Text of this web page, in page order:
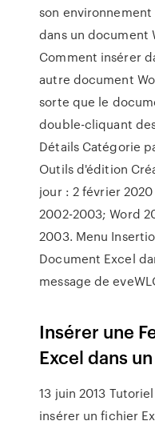
son
dans un document
Comment insérer
autre document
sorte que le
double-cliquant
Détails Catégorie
Outils d'édition
jour : 2 février
2002-2003; Word
2003. Menu
Document Excel
message de
Insérer une
Excel dans
13 juin 2013
insérer un fichier